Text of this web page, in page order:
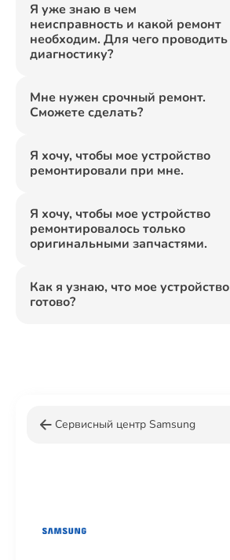
Я уже знаю в чем
неисправность и какой ремонт
необходим. Для чего проводить
диагностику?
Мне нужен срочный ремонт.
Сможете сделать?
Я хочу, чтобы мое устройство
ремонтировали при мне.
Я хочу, чтобы мое устройство
ремонтировалось только
оригинальными запчастями.
Как я узнаю, что мое устройство
готово?
Сервисный центр Samsung